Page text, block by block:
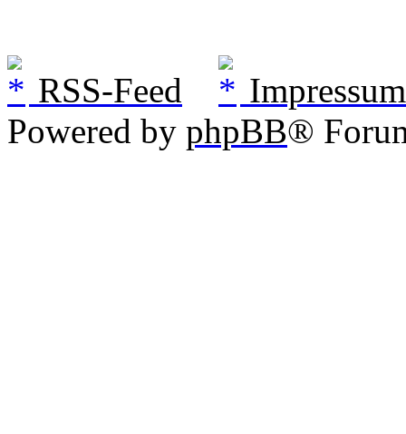
RSS-Feed
Impressum
Powered by phpBB®